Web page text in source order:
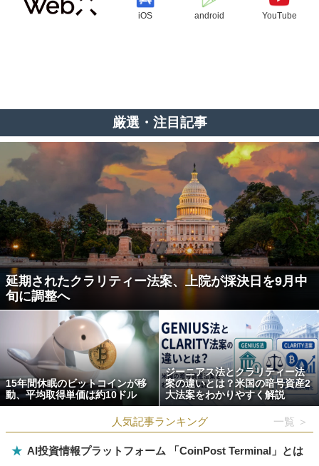
iOS android YouTube
厳選・注目記事
延期されたクラリティー法案、上院が採決日を9月中
旬に調整へ
15年間休眠のビットコインが移
動、平均取得単価は約10ドル
ジーニアス法とクラリティー法
案の違いとは？米国の暗号資産2
大法案をわかりやすく解説
人気記事ランキング 一覧 ＞
★ AI投資情報プラットフォーム 「CoinPost Terminal」とは